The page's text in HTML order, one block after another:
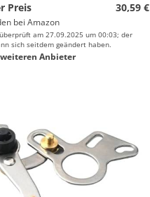
Preis
30,59 €
bei Amazon
am 27.09.2025 um 00:03; der
sich seitdem geändert haben.
Anbieter